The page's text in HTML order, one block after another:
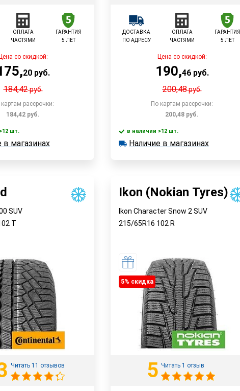
ОПЛАТА
ЧАСТЯМИ
ГАРАНТИЯ
5 ЛЕТ
Цена со скидкой:
,20руб.
184,42руб.
рассрочки:
184,42 руб.
В корзину
шт.
в магазинах
ДОСТАВКА
ПО АДРЕСУ
ОПЛАТА
ЧАСТЯМИ
ГАРАНТИЯ
5 ЛЕТ
Цена со скидкой:
190,46руб.
200,48руб.
По картам рассрочки:
200,48 руб.
В корзину
в наличии >12 шт.
в наличии >12 шт.
Наличие в магазинах
SUV
T
Читать 11 отзывов
Ikon (Nokian Tyres)
Ikon Character Snow 2 SUV
215/65R16 102 R
5% cкидка
5 Читать 1 отзыв